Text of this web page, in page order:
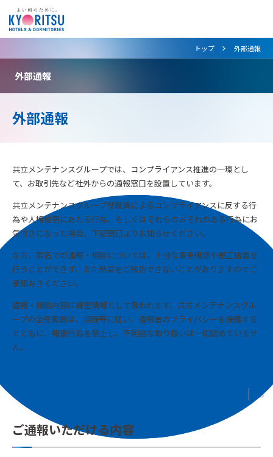
トップ >
外部通報
外部通報
外部通報
共立メンテナンスグループでは、コンプライアンス推進の一環とし
て、お取引先など社外からの通報窓口を設置しています。
共立メンテナンスグループ役職員によるコンプライアンスに反する行
為や人権侵害にあたる行為、もしくはそれらのおそれのある行為にお
気付きになった場合、下記窓口よりお知らせください。
なお、匿名での通報・相談については、十分な事実確認や是正措置を
行うことができず、また結果をご報告できないことがありますのでご
承知おきください。
通報・相談内容は機密情報として扱われます。共立メンテナンスグル
ープの全役職員は、規程等に従い、通報者のプライバシーを保護する
とともに、報復行為を禁止し、不利益な取り扱いは一切認めていませ
ん。
ご通報いただける内容